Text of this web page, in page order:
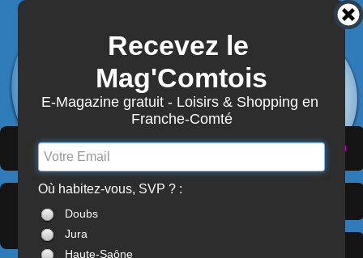
Franche-Comté
3904
7867
Abonnement Mag'Comtois
(ACTUALITÉS) (ANNUAIRE) (MON COMPTE )
Mairies
Belfort (90)
Recevez le
Mag'Comtois
E-Magazine gratuit - Loisirs & Shopping en
Franche-Comté
Où habitez-vous, SVP ? :
Doubs
Jura
Haute-Saône